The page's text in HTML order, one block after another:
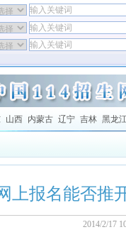
山西 内蒙古 辽宁 吉林 黑龙
上报名能否推
2014/2/17